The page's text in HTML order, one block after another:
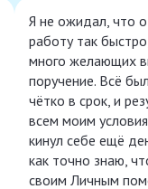
Я не ожидал, что
работу так
много желающих
поручение. Всё
чётко в срок, и
всем моим
кинул себе ещё
как точно знаю,
своим Личным